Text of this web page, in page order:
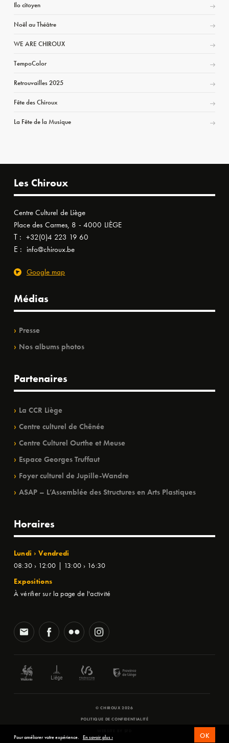
Ilo citoyen
Noël au Théâtre
WE ARE CHIROUX
TempoColor
Retrouvailles 2025
Fête des Chiroux
La Fête de la Musique
Les Chiroux
Centre Culturel de Liège
Place des Carmes, 8 - 4000 LIÈGE
T : +32(0)4 223 19 60
E : info@chiroux.be
Google map
Médias
Presse
Nos albums photos
Partenaires
La CCR Liège
Centre culturel de Chênée
Centre Culturel Ourthe et Meuse
Espace Georges Truffaut
Foyer culturel de Jupille-Wandre
ASAP – L’Assemblée des Structures en Arts Plastiques
Horaires
Lundi › Vendredi
08:30 › 12:00 | 13:00 › 16:30
Expositions
À vérifier sur la page de l'activité
© CHIROUX 2026
POLITIQUE DE CONFIDENTIALITÉ
Pour améliorer votre expérience. En savoir plus › OK